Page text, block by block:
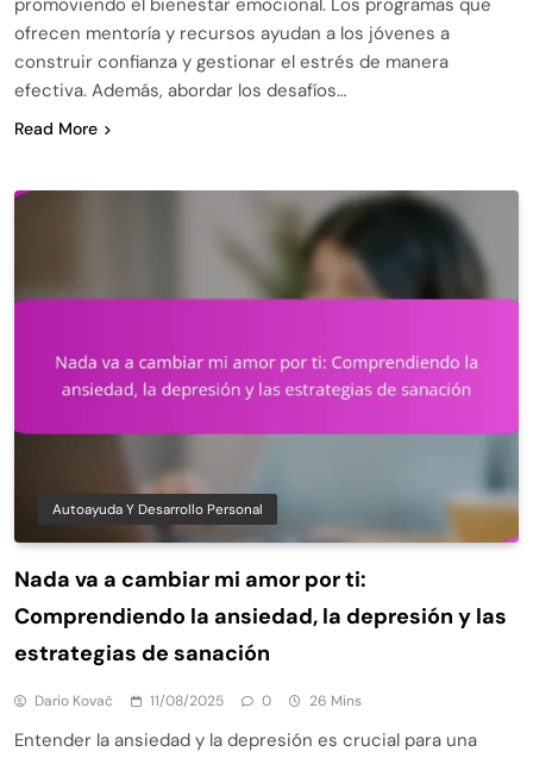
ofrecen mentoría y recursos ayudan a los jóvenes a
construir confianza y gestionar el estrés de manera
efectiva. Además, abordar los desafíos…
Read More
Autoayuda Y Desarrollo Personal
Nada va a cambiar mi amor por ti:
Comprendiendo la ansiedad, la depresión y las
estrategias de sanación
Dario Kovač 11/08/2025 0 26 Mins
Entender la ansiedad y la depresión es crucial para una